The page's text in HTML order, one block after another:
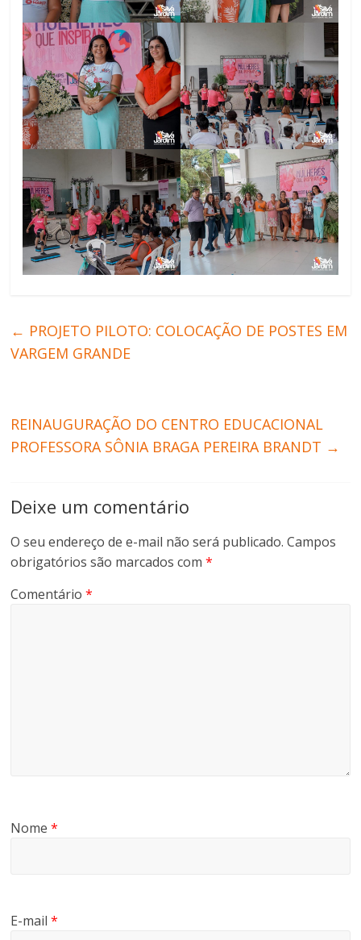
← PROJETO PILOTO: COLOCAÇÃO DE POSTES EM
VARGEM GRANDE
REINAUGURAÇÃO DO CENTRO EDUCACIONAL
PROFESSORA SÔNIA BRAGA PEREIRA BRANDT →
Deixe um comentário
O seu endereço de e-mail não será publicado. Campos
obrigatórios são marcados com*
Comentário*
Nome*
E-mail*